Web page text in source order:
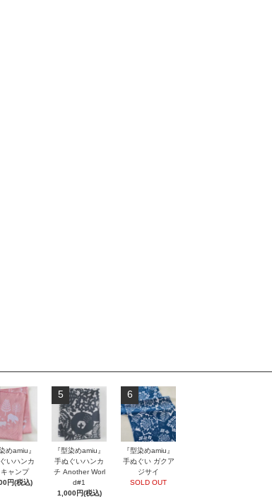
めamiu』
いハンカ
ャンプ
円(税込)
5
『型染めamiu』
手ぬぐいハンカ
チ Another Worl
d#1
1,000円(税込)
6
『型染めamiu』
手ぬぐい ガクア
ジサイ
SOLD OUT